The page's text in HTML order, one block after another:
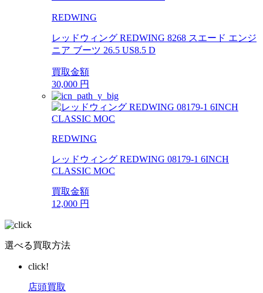
REDWING
レッドウィング REDWING 8268 スエード エンジ
ニア ブーツ 26.5 US8.5 D
買取金額
30,000 円
REDWING
レッドウィング REDWING 08179-1 6INCH
CLASSIC MOC
買取金額
12,000 円
選べる買取方法
click!
店頭買取